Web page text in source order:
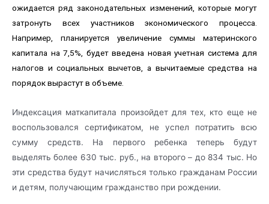
ожидается ряд законодательных изменений, которые могут
затронуть всех участников экономического процесса.
Например, планируется увеличение суммы материнского
капитала на 7,5%, будет введена новая учетная система для
налогов и социальных вычетов, а вычитаемые средства на
порядок вырастут в объеме.
Индексация маткапитала произойдет для тех, кто еще не
воспользовался сертификатом, не успел потратить всю
сумму средств. На первого ребенка теперь будут
выделять более 630 тыс. руб., на второго – до 834 тыс. Но
эти средства будут начисляться только гражданам России
и детям, получающим гражданство при рождении.